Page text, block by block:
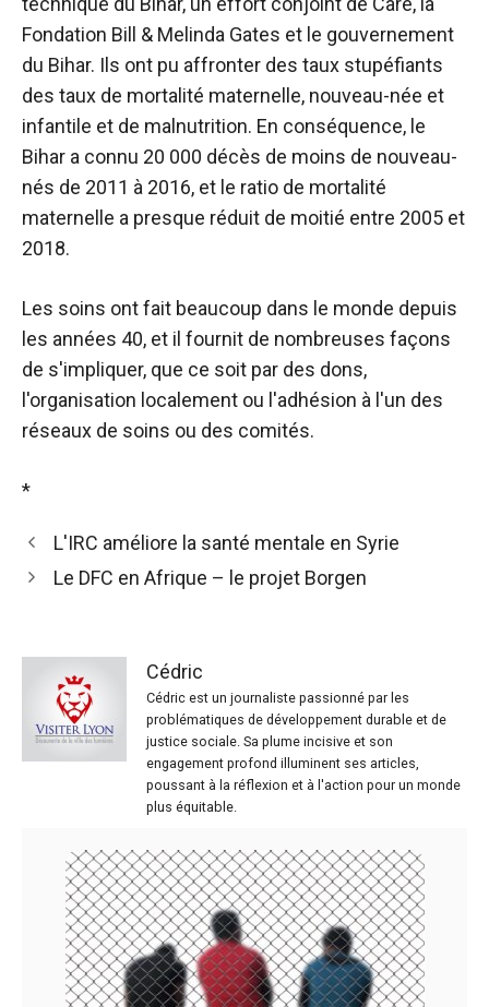
Fondation Bill & Melinda Gates et le gouvernement
du Bihar. Ils ont pu affronter des taux stupéfiants
des taux de mortalité maternelle, nouveau-née et
infantile et de malnutrition. En conséquence, le
Bihar a connu 20 000 décès de moins de nouveau-
nés de 2011 à 2016, et le ratio de mortalité
maternelle a presque réduit de moitié entre 2005 et
2018.
Les soins ont fait beaucoup dans le monde depuis
les années 40, et il fournit de nombreuses façons
de s'impliquer, que ce soit par des dons,
l'organisation localement ou l'adhésion à l'un des
réseaux de soins ou des comités.
*
L'IRC améliore la santé mentale en Syrie
Le DFC en Afrique – le projet Borgen
Cédric
Cédric est un journaliste passionné par les
problématiques de développement durable et de
justice sociale. Sa plume incisive et son
engagement profond illuminent ses articles,
poussant à la réflexion et à l'action pour un monde
plus équitable.